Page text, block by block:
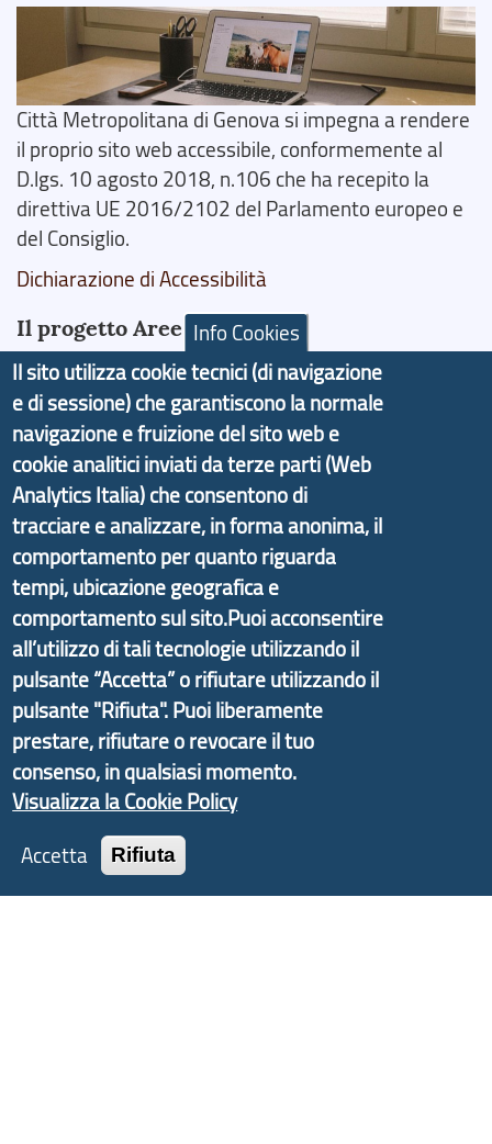
Città Metropolitana di Genova si impegna a rendere
il proprio sito web accessibile, conformemente al
D.lgs. 10 agosto 2018, n.106 che ha recepito la
direttiva UE 2016/2102 del Parlamento europeo e
del Consiglio.
Dichiarazione di Accessibilità
Il progetto Aree Interne
Il portale di marketing territoriale e sviluppo locale
di Genova Città Metropolitana si è sviluppato a
partire dal progetto nazionale Aree Interne
promosso dal Dipartimento per lo Sviluppo
Economico e finalizzato al rilancio socio-economico
delle valli dell’entroterra. In particolare fornisce
informazioni ed aggiornamenti sullaStrategia
d'Area Antola-Tigullio, in collaborazione con Regione
Liguria ed ANCI Liguria.
Copyright © 2017 Città metropolitana di Genova |
CF: 80007350103
Tecnologie e Accessibilità
Info Cookies
Il sito utilizza cookie tecnici (di navigazione
e di sessione) che garantiscono la normale
navigazione e fruizione del sito web e
cookie analitici inviati da terze parti (Web
Analytics Italia) che consentono di
tracciare e analizzare, in forma anonima, il
comportamento per quanto riguarda
tempi, ubicazione geografica e
comportamento sul sito.Puoi acconsentire
all’utilizzo di tali tecnologie utilizzando il
pulsante “Accetta” o rifiutare utilizzando il
pulsante "Rifiuta". Puoi liberamente
prestare, rifiutare o revocare il tuo
consenso, in qualsiasi momento.
Visualizza la Cookie Policy
Accetta
Rifiuta